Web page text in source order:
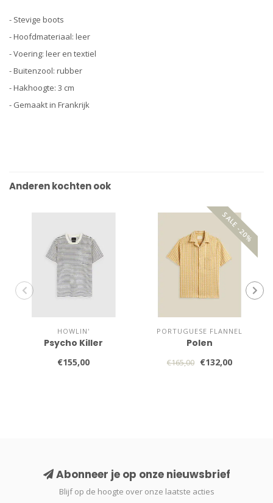
- Stevige boots
- Hoofdmateriaal: leer
- Voering: leer en textiel
- Buitenzool: rubber
- Hakhoogte: 3 cm
- Gemaakt in Frankrijk
Anderen kochten ook
HOWLIN'
Psycho Killer
€155,00
SALE -20%
PORTUGUESE FLANNEL
Polen
€165,00 €132,00
Abonneer je op onze nieuwsbrief
Blijf op de hoogte over onze laatste acties